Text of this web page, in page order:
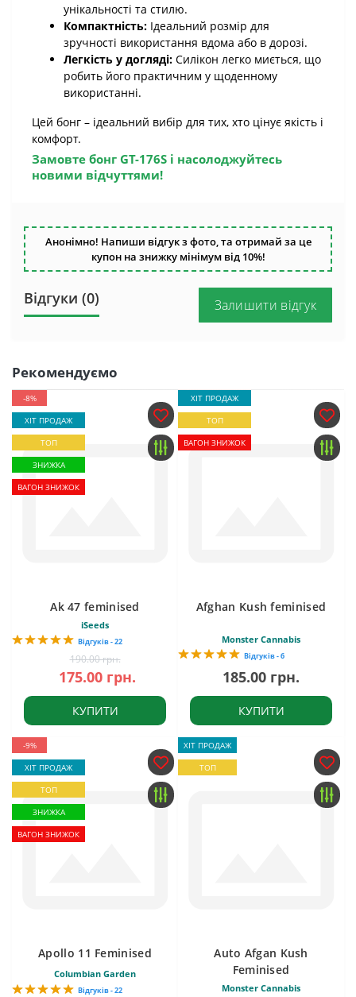
унікальності та стилю.
Компактність: Ідеальний розмір для
зручності використання вдома або в дорозі.
Легкість у догляді: Силікон легко миється, що
робить його практичним у щоденному
використанні.
Цей бонг – ідеальний вибір для тих, хто цінує якість і
комфорт.
Замовте бонг GT-176S і насолоджуйтесь
новими відчуттями!
Анонімно! Напиши відгук з фото, та отримай за це
купон на знижку мінімум від 10%!
Відгуки (0) Залишити відгук
Рекомендуємо
-8%
ХІТ ПРОДАЖ
ТОП
ЗНИЖКА
ВАГОН ЗНИЖОК
Ak 47 feminised
iSeeds
Відгуків - 22
190.00 грн.
175.00 грн.
КУПИТИ
ХІТ ПРОДАЖ
ТОП
ВАГОН ЗНИЖОК
Afghan Kush feminised
Monster Cannabis
Відгуків - 6
185.00 грн.
КУПИТИ
-9%
ХІТ ПРОДАЖ
ТОП
ЗНИЖКА
ВАГОН ЗНИЖОК
Apollo 11 Feminised
Columbian Garden
Відгуків - 22
ХІТ ПРОДАЖ
ТОП
Auto Afgan Kush
Feminised
Monster Cannabis